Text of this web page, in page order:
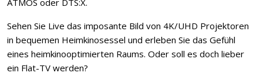
Sehen Sie Live das imposante Bild von 4K/UHD Projektoren
in bequemen Heimkinosessel und erleben Sie das Gefühl
eines heimkinooptimierten Raums. Oder soll es doch lieber
ein Flat-TV werden?